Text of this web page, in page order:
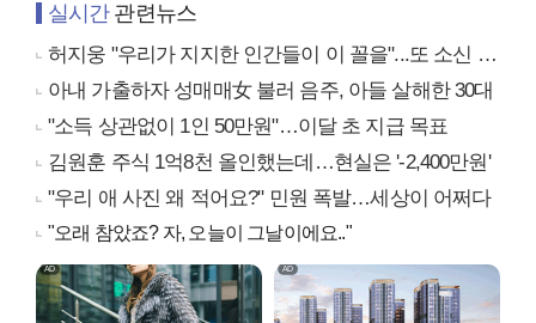
실시간관련뉴스
허지웅 "우리가 지지한 인간들이 이 꼴을"...또 소신 발언
아내 가출하자 성매매女 불러 음주, 아들 살해한 30대
"소득 상관없이 1인 50만원"…이달 초 지급 목표
김원훈 주식 1억8천 올인했는데…현실은 '-2,400만원'
"우리 애 사진 왜 적어요?" 민원 폭발…세상이 어쩌다
"오래 참았죠? 자, 오늘이 그날이에요.."